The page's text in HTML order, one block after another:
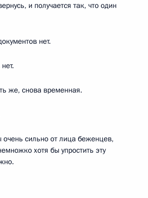
и получается так, что один
нет.
же, снова временная.
очень сильно от лица беженцев,
хотя бы упростить эту